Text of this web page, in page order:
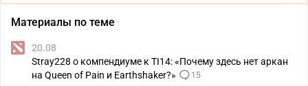
Материалы по теме
20.08
Stray228 о компендиуме к TI14: «Почему здесь нет аркан
на Queen of Pain и Earthshaker?»
15